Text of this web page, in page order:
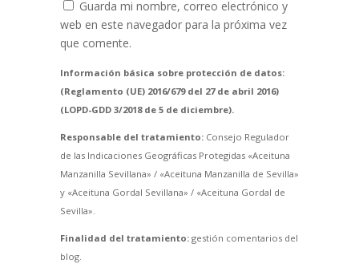
Guarda mi nombre, correo electrónico y
web en este navegador para la próxima vez
que comente.
Información básica sobre protección de datos:
(Reglamento (UE) 2016/679 del 27 de abril 2016)
(LOPD-GDD 3/2018 de 5 de diciembre).
Responsable del tratamiento:Consejo Regulador
de las Indicaciones Geográficas Protegidas «Aceituna
Manzanilla Sevillana» / «Aceituna Manzanilla de Sevilla»
y «Aceituna Gordal Sevillana» / «Aceituna Gordal de
Sevilla».
Finalidad del tratamiento:gestión comentarios del
blog.